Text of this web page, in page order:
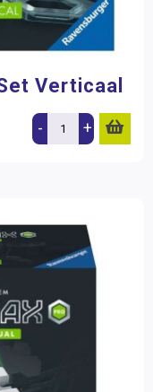
Verticaal
- +